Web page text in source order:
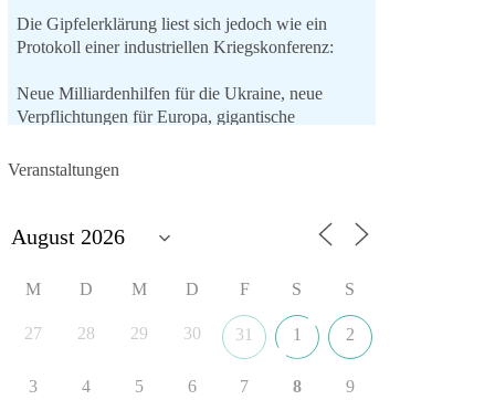
Die Gipfelerklärung liest sich jedoch wie ein
Protokoll einer industriellen Kriegskonferenz:
Neue Milliardenhilfen für die Ukraine, neue
Verpflichtungen für Europa, gigantische
Verteidigungsindustrie, Modernisierung der
Forderung, der Iran dürfe keine Kernwaffe
friedensorientierte Politik?
Veranstaltungen
M D M D F S S
27 28 29 30 31 1 2
3 4 5 6 7 8 9